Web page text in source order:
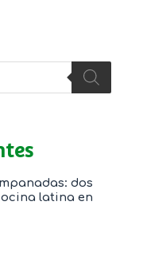
dos
latina en